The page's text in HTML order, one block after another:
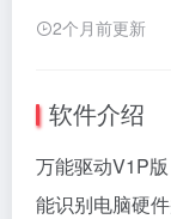
2个月前更新
软件介绍
万能驱动V1P
能识别电脑硬